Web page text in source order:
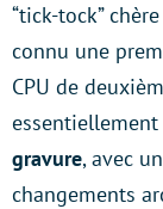
“tick-tock”
connu une
CPU de
essentiellement
gravure, avec
changements